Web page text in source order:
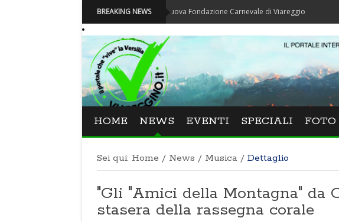
BREAKING NEWS
Carnevale - Nominata la nuova Fondazione Carnevale di Viareggio
HOME NEWS EVENTI SPECIALI FOTO
Sei qui: Home / News / Musica / Dettaglio
"Gli "Amici della Montagna" da
stasera della rassegna corale